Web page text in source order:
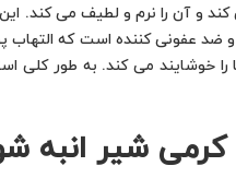
کند و آن را نرم و لطیف می
و ضد عفونی کننده است که
را خوشایند می کند. به طور
کرمی شیر انبه